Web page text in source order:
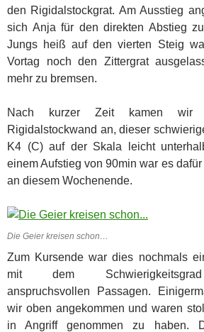
den Rigidalstockgrat. Am Ausstieg
sich Anja für den direkten Abstieg
Jungs heiß auf den vierten Steig
Vortag noch den Zittergrat
mehr zu bremsen.
Nach kurzer Zeit kamen wir
Rigidalstockwand an, dieser
K4 (C) auf der Skala leicht
einem Aufstieg von 90min war es
an diesem Wochenende.
Die Geier kreisen schon…
Zum Kursende war dies nochmals
mit dem Schwierigkeitsgrad
anspruchsvollen Passagen.
wir oben angekommen und waren
in Angriff genommen zu haben.